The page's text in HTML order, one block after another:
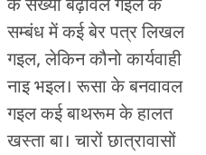
के संख्या बढ़ावल गइले के
सम्बंध में कई बेर पत्र लिखल
गइल, लेकिन कौनो कार्यवाही
नाइ भइल। रूसा के बनवावल
गइल कई बाथरूम के हालत
खस्ता बा। चारों छात्रावासों